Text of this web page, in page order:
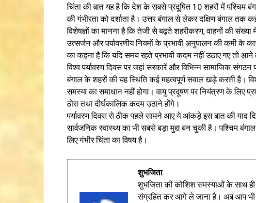
चिंता की बात यह है कि देश के सबसे प्रदूषित 10 शहरों में पश्चिम
की गंभीरता को दर्शाता है। उत्तर बंगाल से लेकर दक्षिण बंगाल तक
विशेषज्ञों का मानना है कि तेजी से बढ़ते शहरीकरण, वाहनों की संख्या
उत्सर्जन और पर्यावरणीय नियमों के प्रभावी अनुपालन की कमी के
का कहना है कि यदि समय रहते प्रभावी कदम नहीं उठाए गए तो
विश्व पर्यावरण दिवस पर जहां सरकारें और विभिन्न सामाजिक
बंगाल के शहरों की यह स्थिति कई महत्वपूर्ण सवाल खड़े करती है।
समस्या का समाधान नहीं होगा। वायु प्रदूषण पर नियंत्रण के लिए
ठोस तथा दीर्घकालिक कदम उठाने होंगे।
पर्यावरण दिवस से ठीक पहले सामने आए ये आंकड़े इस बात की याद
सार्वजनिक स्वास्थ्य का भी सबसे बड़ा मुद्दा बन चुकी है। पश्चिम
लिए गंभीर चिंता का विषय है।
शुभजिता
शुभजिता की कोशिश समस्याओं के साथ
संग्रहित कर आगे ले जाना है। अब आप भी